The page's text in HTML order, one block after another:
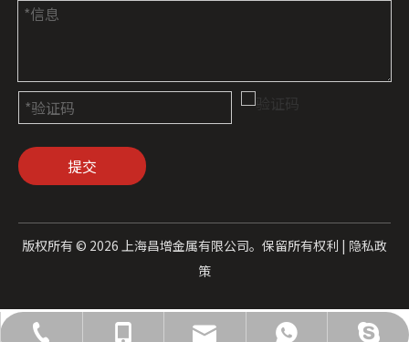
021-66866895
18715010658
admin@cz-metal.com
18715010658
18715010658
提交
版权所有 © 2026 上海昌增金属有限公司。保留所有权利 | 隐私政
策